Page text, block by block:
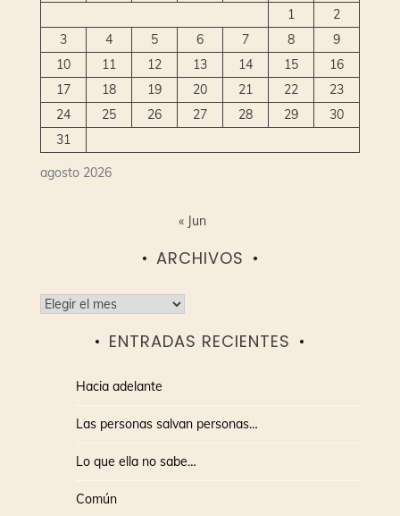
agosto 2026
1
2
3
4 5 6 7 8
9
10
11 12 13 14 15
16
17
18 19 20 21 22
23
24
25 26 27 28 29
30
31
« Jun
ARCHIVOS
Archivos
ENTRADAS RECIENTES
Hacia adelante
Las personas salvan personas…
Lo que ella no sabe…
Común